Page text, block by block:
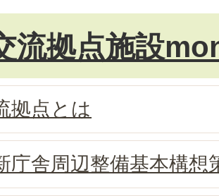
流拠点施設
拠点とは
庁舎周辺整備基本構想